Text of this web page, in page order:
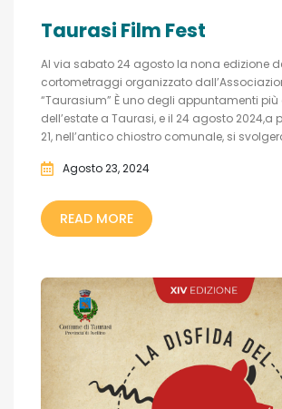
Taurasi Film Fest
Al via sabato 24 agosto la nona edizione
cortometraggi organizzato
“Taurasium” È uno degli appuntamenti più
dell’estate a Taurasi, e il 24 agosto 2024,a
21, nell’antico chiostro comunale, si
Agosto 23, 2024
READ MORE